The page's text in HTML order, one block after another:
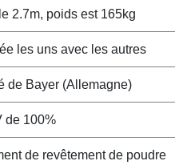
2.7m, poids est 165kg
les uns avec les autres
de Bayer (Allemagne)
de 100%
de revêtement de poudre